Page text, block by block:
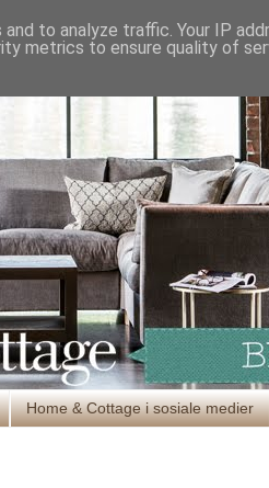
Home & Cottage i sosiale medier
to analyze traffic. Your IP
metrics to ensure quality of